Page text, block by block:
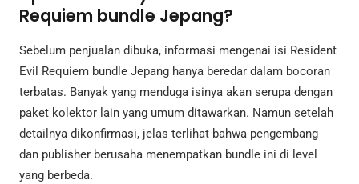
Requiem bundle Jepang?
Sebelum penjualan dibuka, informasi mengenai isi Resident
Evil Requiem bundle Jepang hanya beredar dalam bocoran
terbatas. Banyak yang menduga isinya akan serupa dengan
paket kolektor lain yang umum ditawarkan. Namun setelah
detailnya dikonfirmasi, jelas terlihat bahwa pengembang
dan publisher berusaha menempatkan bundle ini di level
yang berbeda.